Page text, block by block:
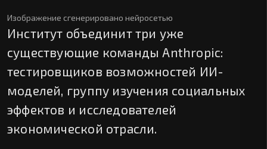
Изображение сгенерировано нейросетью
Институт объединит три уже
существующие команды Anthropic:
тестировщиков возможностей ИИ-
моделей, группу изучения социальных
эффектов и исследователей
экономической отрасли.